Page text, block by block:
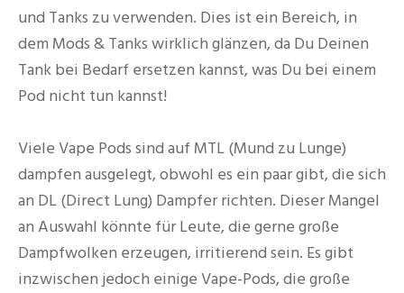
und Tanks zu verwenden. Dies ist ein Bereich, in
dem Mods & Tanks wirklich glänzen, da Du Deinen
Tank bei Bedarf ersetzen kannst, was Du bei einem
Pod nicht tun kannst!
Viele Vape Pods sind auf MTL (Mund zu Lunge)
dampfen ausgelegt, obwohl es ein paar gibt, die sich
an DL (Direct Lung) Dampfer richten. Dieser Mangel
an Auswahl könnte für Leute, die gerne große
Dampfwolken erzeugen, irritierend sein. Es gibt
inzwischen jedoch einige Vape-Pods, die große